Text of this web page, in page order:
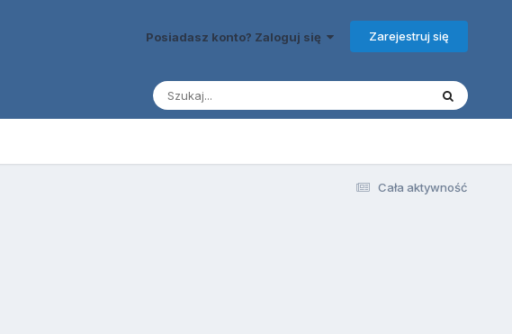
Posiadasz konto? Zaloguj się Zarejestruj się
Cała aktywność